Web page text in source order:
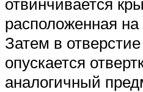
расположенная
Затем в
опускается
аналогичный